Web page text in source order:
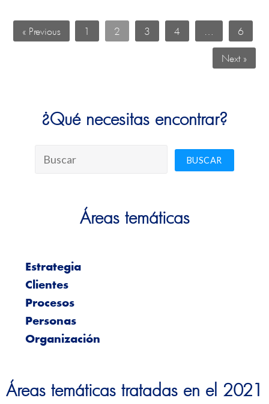
« Previous 1 2 3 4 … 6
Next »
¿Qué necesitas encontrar?
Áreas temáticas
Estrategia
Clientes
Procesos
Personas
Organización
Áreas temáticas tratadas en el 2021